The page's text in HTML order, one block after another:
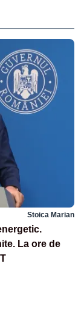
Stoica Marian
La ore de